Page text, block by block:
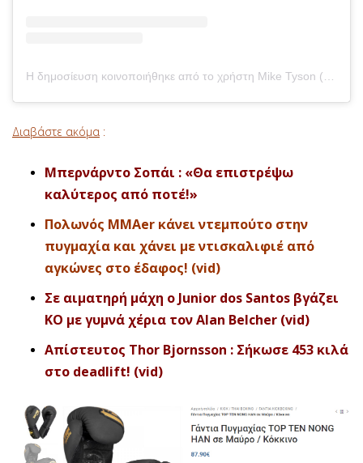
Διαβάστε ακόμα :
Μπερνάρντο Σοπάι : «Θα επιστρέψω
καλύτερος από ποτέ!»
Πολωνός ΜΜΑer κάνει ντεμπούτο στην
πυγμαχία και χάνει με ντισκαλιφιέ από
αγκώνες στο έδαφος! (vid)
Σε αιματηρή μάχη ο Junior dos Santos βγάζει
ΚΟ με γυμνά χέρια τον Alan Belcher (vid)
Απίστευτος Thor Bjornsson : Σήκωσε 453 κιλά
στο deadlift! (vid)